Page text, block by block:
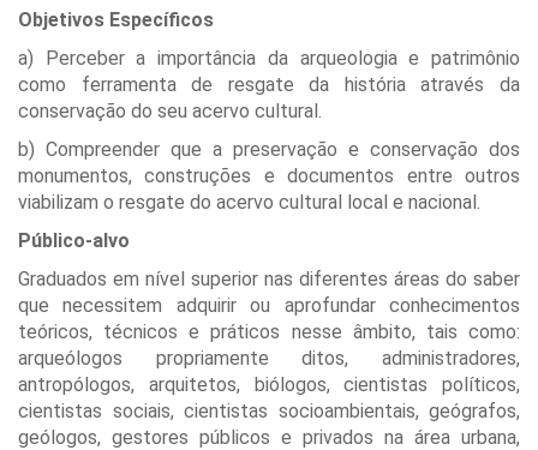
Objetivos Específicos
a) Perceber a importância da arqueologia e patrimônio
como ferramenta de resgate da história através da
conservação do seu acervo cultural.
b) Compreender que a preservação e conservação dos
monumentos, construções e documentos entre outros
viabilizam o resgate do acervo cultural local e nacional.
Público-alvo
Graduados em nível superior nas diferentes áreas do saber
que necessitem adquirir ou aprofundar conhecimentos
teóricos, técnicos e práticos nesse âmbito, tais como:
arqueólogos propriamente ditos, administradores,
antropólogos, arquitetos, biólogos, cientistas políticos,
cientistas sociais, cientistas socioambientais, geógrafos,
geólogos, gestores públicos e privados na área urbana,